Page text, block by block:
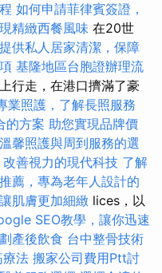
如何申請菲律賓簽證，
精緻西餐風味 在20世
提供私人居家清潔，保障
基隆地區台胞證辦理流
行走，在港口擠滿了豪
業照護，了解長照服務
的方案 助您實現品牌價
馨照護與周到服務的選
善視力的現代科技 了解
薦，專為老年人設計的
肌膚更加細緻 lices，以
SEO教學，讓你迅速
產後飲食 台中整骨技術
療法 搬家公司費用Ptt討